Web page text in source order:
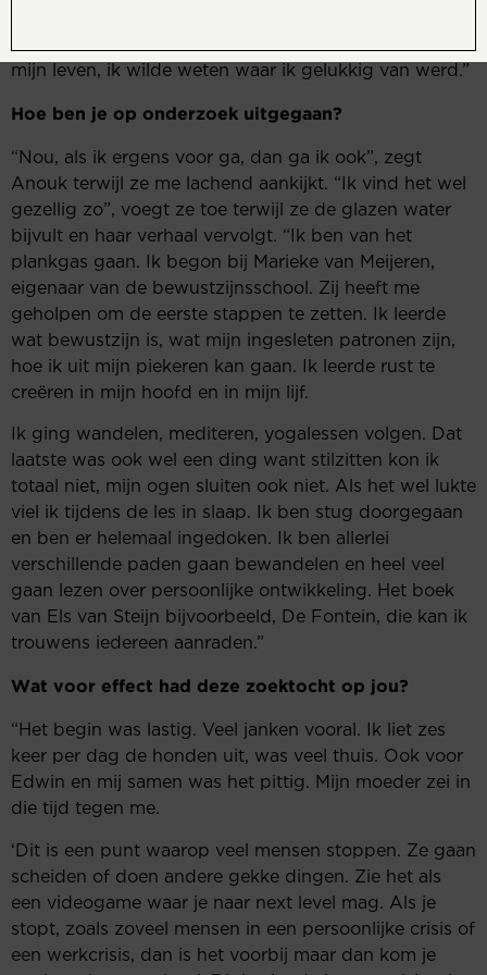
mijn leven, ik wilde weten waar ik gelukkig van werd.”
Hoe ben je op onderzoek uitgegaan?
“Nou, als ik ergens voor ga, dan ga ik ook”, zegt
Anouk terwijl ze me lachend aankijkt. “Ik vind het wel
gezellig zo”, voegt ze toe terwijl ze de glazen water
bijvult en haar verhaal vervolgt. “Ik ben van het
plankgas gaan. Ik begon bij Marieke van Meijeren,
eigenaar van de bewustzijnsschool. Zij heeft me
geholpen om de eerste stappen te zetten. Ik leerde
wat bewustzijn is, wat mijn ingesleten patronen zijn,
hoe ik uit mijn piekeren kan gaan. Ik leerde rust te
creëren in mijn hoofd en in mijn lijf.
Ik ging wandelen, mediteren, yogalessen volgen. Dat
laatste was ook wel een ding want stilzitten kon ik
totaal niet, mijn ogen sluiten ook niet. Als het wel lukte
viel ik tijdens de les in slaap. Ik ben stug doorgegaan
en ben er helemaal ingedoken. Ik ben allerlei
verschillende paden gaan bewandelen en heel veel
gaan lezen over persoonlijke ontwikkeling. Het boek
van Els van Steijn bijvoorbeeld, De Fontein, die kan ik
trouwens iedereen aanraden.”
Wat voor effect had deze zoektocht op jou?
“Het begin was lastig. Veel janken vooral. Ik liet zes
keer per dag de honden uit, was veel thuis. Ook voor
Edwin en mij samen was het pittig. Mijn moeder zei in
die tijd tegen me.
‘Dit is een punt waarop veel mensen stoppen. Ze gaan
scheiden of doen andere gekke dingen. Zie het als
een videogame waar je naar next level mag. Als je
stopt, zoals zoveel mensen in een persoonlijke crisis of
een werkcrisis, dan is het voorbij maar dan kom je